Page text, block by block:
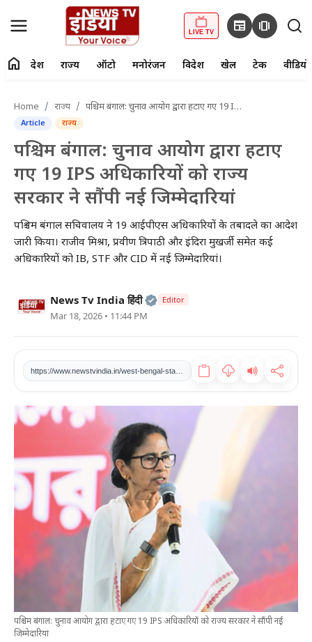
LIVE TV newspaper amp_stories
Home
राज्य
ऑटो
मनोरंजन
विदेश
टेक
कारोबार
home देश राज्य ऑटो मनोरंजन विदेश खेल टेक वीडियो
Home राज्य पश्चिम बंगाल: चुनाव आयोग द्वारा हटाए गए 19 IPS अधिकारियों को राज्य सरकार ने सौंपी नई जिम्मेदारियां
Article राज्य
पश्चिम बंगाल: चुनाव आयोग द्वारा हटाए
गए 19 IPS अधिकारियों को राज्य
सरकार ने सौंपी नई जिम्मेदारियां
पश्चिम बंगाल सचिवालय ने 19 आईपीएस अधिकारियों के तबादले का आदेश
जारी किया। राजीव मिश्रा, प्रवीण त्रिपाठी और इंदिरा मुखर्जी समेत कई
अधिकारियों को IB, STF और CID में नई जिम्मेदारियां।
News Tv India हिंदी Official | Verified Expert • 27
Editor
Mar 18, 2026 • 11:44 PM
पश्चिम बंगाल: चुनाव आयोग द्वारा हटाए गए 19 IPS अधिकारियों को राज्य सरकार ने सौंपी नई
जिम्मेदारियां